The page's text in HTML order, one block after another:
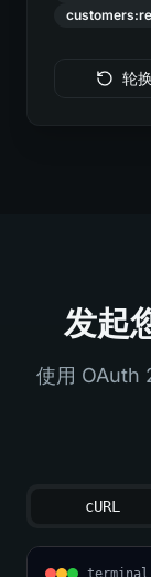
轮
发起
使用 OAuth
cURL
terminal